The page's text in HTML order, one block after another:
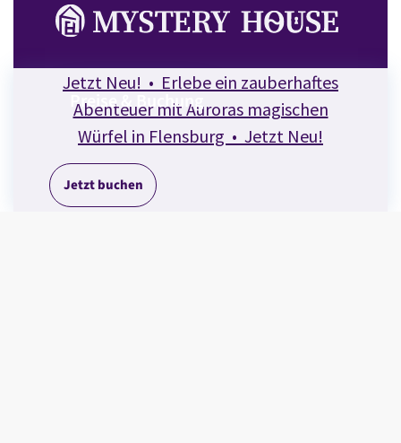
Navigation
springen
Inhalt
springen
Preise&Buchu ng
Jetzt Neu! • Erlebe ein zauberhaftes
Abenteuer mit Auroras magischen
Würfel in Flensburg • Jetzt Neu!
Jetzt buchen